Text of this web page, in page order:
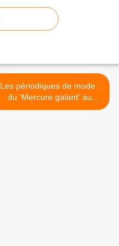
Les périodiques de mode :
du 'Mercure galant' au
'Magasin des modes